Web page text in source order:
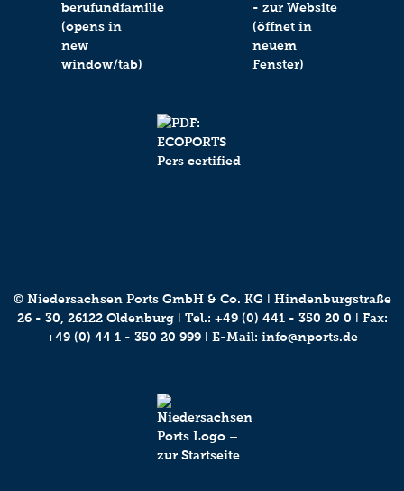
© Niedersachsen Ports GmbH & Co. KG ǀ Hindenburgstraße
26 - 30, 26122 Oldenburg ǀ Tel.: +49 (0) 441 - 350 20 0 ǀ Fax:
+49 (0) 44 1 - 350 20 999 ǀ E-Mail: info@nports.de